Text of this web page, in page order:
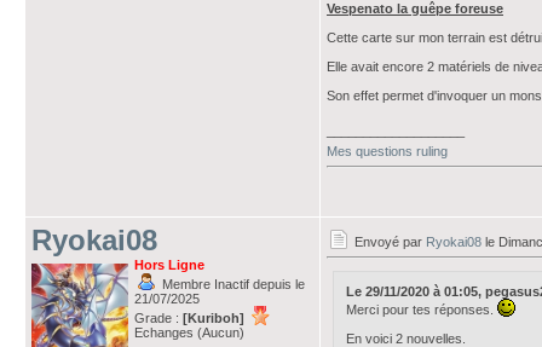
Vespenato la guêpe foreuse
Cette carte sur mon terrain est
Elle avait encore 2 matériels de
Son effet permet d'invoquer un
Mes questions ruling
Ryokai08
Hors Ligne
Membre Inactif depuis le
21/07/2025
Grade : [Kuriboh]
Echanges (Aucun)
Envoyé par Ryokai08 le
Le 29/11/2020 à 01:05,
Merci pour tes réponses.
En voici 2 nouvelles.